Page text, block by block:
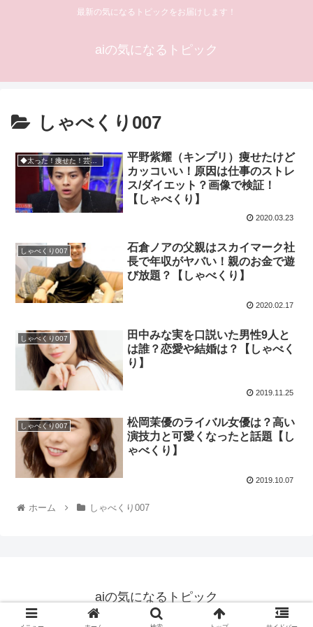
最新の気になるトピックをお届けします！
aiの気になるトピック
しゃべくり007
平野紫耀（キンプリ）痩せたけど
カッコいい！原因は仕事のストレ
ス/ダイエット？画像で検証！
【しゃべくり】
2020.03.23
しゃべくり007
石倉ノアの父親はスカイマーク社
長で年収がヤバい！親のお金で遊
び放題？【しゃべくり】
2020.02.17
しゃべくり007
田中みな実を口説いた男性9人と
は誰？恋愛や結婚は？【しゃべく
り】
2019.11.25
しゃべくり007
松岡茉優のライバル女優は？高い
演技力と可愛くなったと話題【し
ゃべくり】
2019.10.07
ホーム しゃべくり007
aiの気になるトピック
© 2019 aiの気になるトピック.